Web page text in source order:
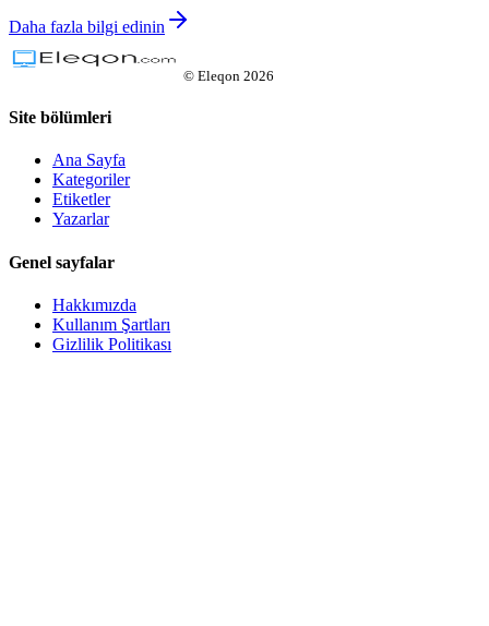
Daha fazla bilgi edinin
© Eleqon 2026
Site bölümleri
Ana Sayfa
Kategoriler
Etiketler
Yazarlar
Genel sayfalar
Hakkımızda
Kullanım Şartları
Gizlilik Politikası